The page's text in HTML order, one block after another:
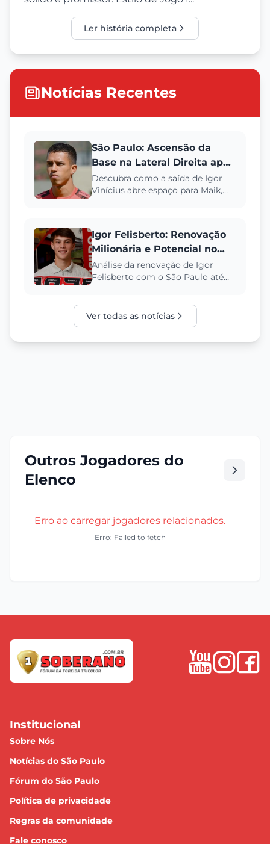
Ler história completa
Notícias Recentes
São Paulo: Ascensão da
Base na Lateral Direita após
Saída de Igor Vinícius
Descubra como a saída de Igor
Vinícius abre espaço para Maik,
Igor Felisberto: Renovação
Milionária e Potencial no
São Paulo FC
Análise da renovação de Igor
Felisberto com o São Paulo até
Ver todas as notícias
Outros Jogadores do
Elenco
Erro ao carregar jogadores relacionados.
Erro: Failed to fetch
Institucional
Sobre Nós
Notícias do São Paulo
Fórum do São Paulo
Política de privacidade
Regras da comunidade
Fale conosco